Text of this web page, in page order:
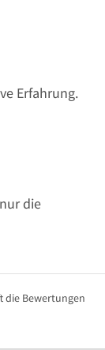
Erfahrung.
die
die Bewertungen